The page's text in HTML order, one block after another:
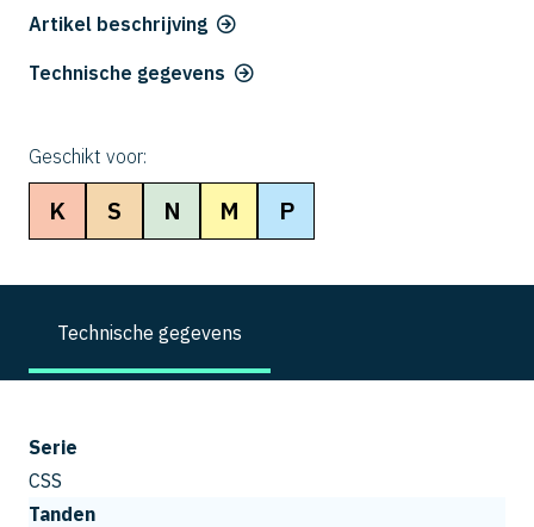
Artikel beschrijving
Technische gegevens
Geschikt voor:
K S N M P
Technische gegevens
Serie
CSS
Tanden